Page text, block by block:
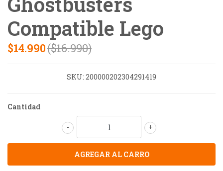
Compatible Lego
$14.990($16.990)
SKU: 200000202304291419
Cantidad
+
-